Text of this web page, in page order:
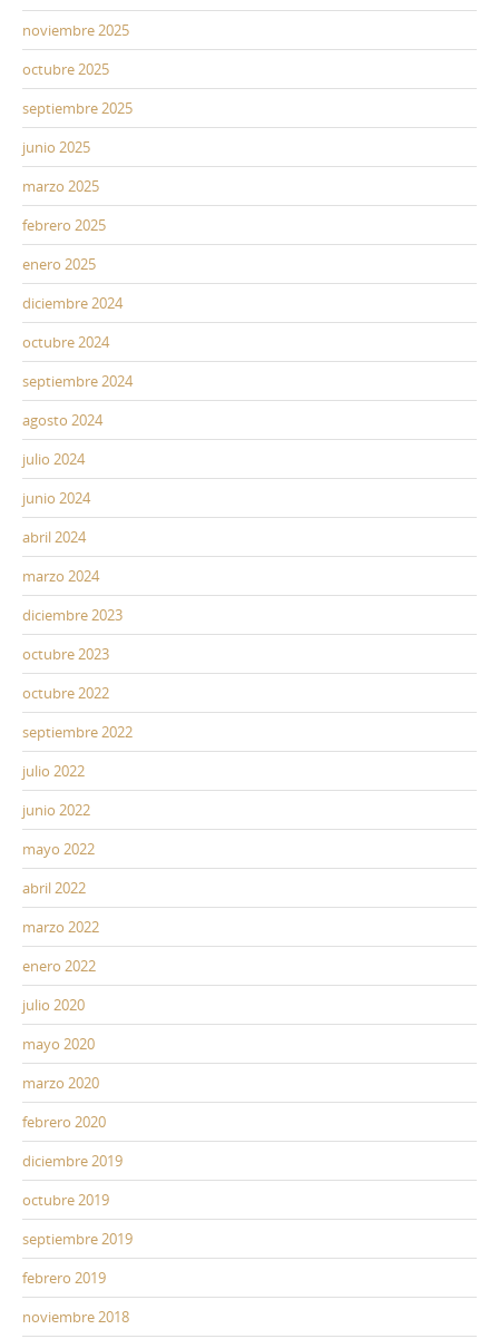
noviembre 2025
octubre 2025
septiembre 2025
junio 2025
marzo 2025
febrero 2025
enero 2025
diciembre 2024
octubre 2024
septiembre 2024
agosto 2024
julio 2024
junio 2024
abril 2024
marzo 2024
diciembre 2023
octubre 2023
octubre 2022
septiembre 2022
julio 2022
junio 2022
mayo 2022
abril 2022
marzo 2022
enero 2022
julio 2020
mayo 2020
marzo 2020
febrero 2020
diciembre 2019
octubre 2019
septiembre 2019
febrero 2019
noviembre 2018